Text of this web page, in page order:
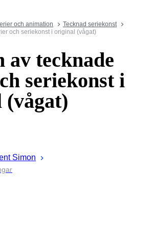
och animation
Tecknad seriekonst
och seriekonst i original (vågat)
av tecknade
seriekonst i
Simon